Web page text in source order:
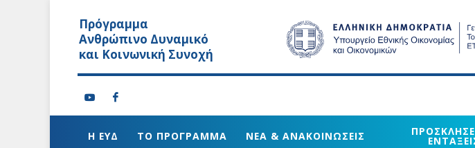
Πρόγραμμα
Ανθρώπινο Δυναμικό
και Κοινωνική Συνοχή
Η ΕΥΔ ΤΟ ΠΡΟΓΡΑΜΜΑ ΝΕΑ & ΑΝΑΚΟΙΝΩΣΕΙΣ